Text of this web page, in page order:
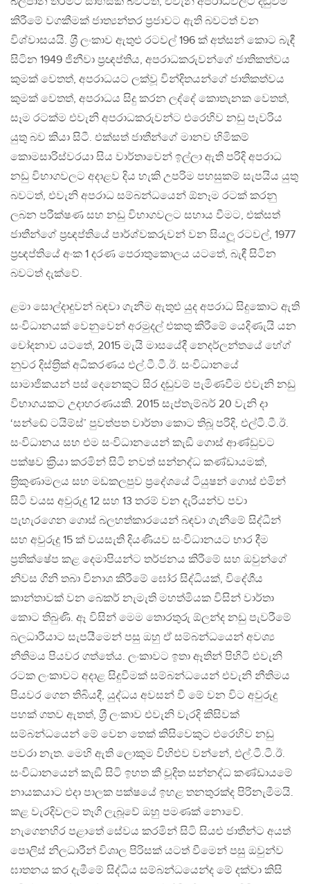
කිරීමේ වගකීමක් ජාත්‍යන්තර ප‍්‍රජාවට ඇති බවටත් වන
විශ්වාසයයි. ශ‍්‍රී ලංකාව ඇතුළු රටවල් 196 ක් අත්සන් කොට බැඳී
සිටින 1949 ජිනීවා ප‍්‍රඥප්තිය, අපරාධකරුවන්ගේ ජාතිකත්වය
කුමක් වෙතත්, අපරාධයට ලක්වූ වින්දිතයන්ගේ ජාතිකත්වය
කුමක් වෙතත්, අපරාධය සිදු කරන ලද්දේ කොතැනක වෙතත්,
සෑම රටක්ම එවැනි අපරාධකරුවන්ට එරෙහිව නඩු පැවරිය
යුතු බව කියා සිටී. එක්සත් ජාතීන්ගේ මානව හිමිකම්
කොමසාරිස්වරයා සිය වාර්තාවෙන් ඉල්ලා ඇති පරිදි අපරාධ
නඩු විභාගවලට අදාළව දිය හැකි උපරිම පහසුකම් සැපයිය යුතු
බවටත්, එවැනි අපරාධ සම්බන්ධයෙන් ඕනෑම රටක් කරනු
ලබන පරීක්ෂණ සහ නඩු විභාගවලට සහාය වීමට, එක්සත්
ජාතීන්ගේ ප‍්‍රඥප්තියේ පාර්ශ්වකරුවන් වන සියලූ රටවල්, 1977
ප‍්‍රඥප්තියේ අංක 1 දරණ පෙරාතුකොලය යටතේ, බැඳී සිටින
බවටත් දැක්වේ.
ළමා සොල්දාදුවන් බඳවා ගැනීම ඇතුළු යුද අපරාධ සිදුකොට ඇති
සංවිධානයක් වෙනුවෙන් අරමුදල් එකතු කිරීමේ යෙදිණැයි යන
චෝදනාව යටතේ, 2015 මැයි මාසයේදී නෙදර්ලන්තයේ හේග්
නුවර දිස්ත‍්‍රික් අධිකරණය එල්.ටී.ටී.ඊ. සංවිධානයේ
සාමාජිකයන් පස් දෙනෙකුට සිර දඬුවම් පැමිණවීම එවැනි නඩු
විභාගයකට උදාහරණයකි. 2015 සැප්තැම්බර් 20 වැනි දා
‘සන්ඬේ ටයිම්ස්’ පුවත්පත වාර්තා කොට තිබූ පරිදි, එල්ටී.ටී.ඊ.
සංවිධානය සහ එම සංවිධානයෙන් කැඞී ගොස් ආණ්ඩුවට
පක්ෂව ක‍්‍රියා කරමින් සිටි නවත් සන්නද්ධ කණ්ඩායමක්,
ත‍්‍රිකුණාමලය සහ මඩකලපුව ප‍්‍රදේශයේ ටියුෂන් ගොස් එමින්
සිටි වයස අවුරුදු 12 සහ 13 තරම් වන දැරියන්ව පවා
පැහැරගෙන ගොස් බලහත්කාරයෙන් බඳවා ගැනීමේ සිද්ධීන්
සහ අවුරුදු 15 ක් වයසැති දියණියව සංවිධානයට භාර දීම
ප‍්‍රතික්ෂේප කළ දෙමාපියන්ට තර්ජනය කිරීමේ සහ ඔවුන්ගේ
නිවස ගිනි තබා විනාශ කිරීමේ ඝෝර සිද්ධියක්, විදේශීය
කාන්තාවක් වන බෙකර් නැමැති මහත්මියක විසින් වාර්තා
කොට තිබුණි. ඈ විසින් මෙම තොරතුරු ඕලන්ද නඩු පැවරීමේ
බලධාරීයාට සැපයීමෙන් පසු ඔහු ඒ සම්බන්ධයෙන් අවශ්‍ය
නීතිමය පියවර ගත්තේය. ලංකාවට ඉතා ඈතින් පිහිටි එවැනි
රටක ලංකාවට අදාළ සිදුවීමක් සම්බන්ධයෙන් එවැනි නීතිමය
පියවර ගෙන තිබියදී, යුද්ධය අවසන් වී මේ වන විට අවුරුදු
පහක් ගතව ඇතත්, ශ‍්‍රී ලංකාව එවැනි වැරදි කිසිවක්
සම්බන්ධයෙන් මේ වෙන තෙක් කිසිවෙකුට එරෙහිව නඩු
පවරා නැත. මෙහි ඇති ලොකුම විහිළුව වන්නේ, එල්.ටී.ටී.ඊ.
සංවිධානයෙන් කැඞී සිටි ඉහත කී චූදිත සන්නද්ධ කණ්ඩායමේ
නායකයාට එදා පාලක පක්ෂයේ ඉහළ තනතුරක්ද පිරිනැමීමයි.
කළ වැරදිවලට තෑගි ලැබූවේ ඔහු පමණක් නොවේ.
නැගෙනහිර පළාතේ සේවය කරමින් සිටි සියළු ජාතීන්ට අයත්
පොලිස් නිලධාරීන් විශාල පිරිසක් යටත් වීමෙන් පසු ඔවුන්ව
ඝාතනය කර දැමීමේ සිද්ධිය සම්බන්ධයෙන්ද මේ දක්වා කිසි